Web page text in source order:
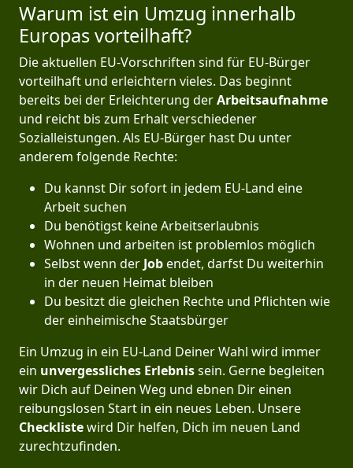
Warum ist ein Umzug innerhalb
Europas vorteilhaft?
Die aktuellen EU-Vorschriften sind für EU-Bürger
vorteilhaft und erleichtern vieles. Das beginnt
bereits bei der Erleichterung derArbeitsaufnahme
und reicht bis zum Erhalt verschiedener
Sozialleistungen. Als EU-Bürger hast Du unter
anderem folgende Rechte:
Du kannst Dir sofort in jedem EU-Land eine
Arbeit suchen
Du benötigst keine Arbeitserlaubnis
Wohnen und arbeiten ist problemlos möglich
Selbst wenn der Jobendet, darfst Du weiterhin
in der neuen Heimat bleiben
Du besitzt die gleichen Rechte und Pflichten wie
der einheimische Staatsbürger
Ein Umzug in ein EU-Land Deiner Wahl wird immer
ein unvergessliches Erlebnissein. Gerne begleiten
wir Dich auf Deinen Weg und ebnen Dir einen
reibungslosen Start in ein neues Leben. Unsere
Checklistewird Dir helfen, Dich im neuen Land
zurechtzufinden.